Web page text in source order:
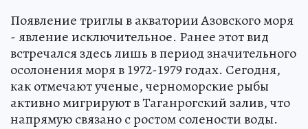
Появление триглы в акватории Азовского моря
- явление исключительное. Ранее этот вид
встречался здесь лишь в период значительного
осолонения моря в 1972-1979 годах. Сегодня,
как отмечают ученые, черноморские рыбы
активно мигрируют в Таганрогский залив, что
напрямую связано с ростом солености воды.